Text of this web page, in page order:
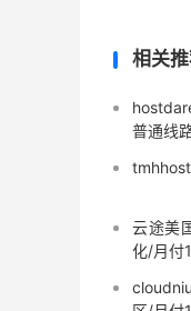
相关
普通线
云途美
化/月付